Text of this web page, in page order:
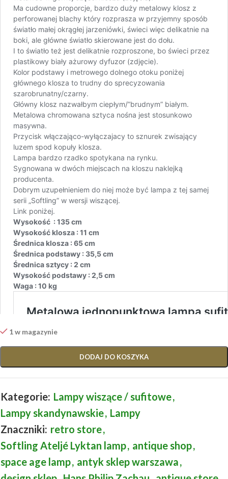
1 w magazynie
DODAJ DO KOSZYKA
Kategorie: Lampy wiszące / sufitowe,
Lampy skandynawskie, Lampy
Znaczniki: retro store,
Softling Ateljé Lyktan lamp, antique shop,
space age lamp, antyk sklep warszawa,